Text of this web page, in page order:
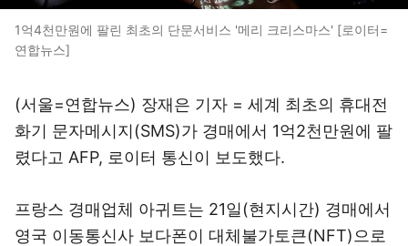
1억4천만원에 팔린 최초의 단문서비스 '메리 크리스마스' [로이터=
연합뉴스]
(서울=연합뉴스) 장재은 기자 = 세계 최초의 휴대전
화기 문자메시지(SMS)가 경매에서 1억2천만원에 팔
렸다고 AFP, 로이터 통신이 보도했다.
프랑스 경매업체 아귀트는 21일(현지시간) 경매에서
영국 이동통신사 보다폰이 대체불가토큰(NFT)으로